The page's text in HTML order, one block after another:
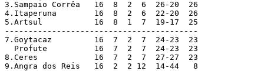
3.Sampaio Corrêa   16  8  2  6  26-20  26
4.Itaperuna        16  8  2  6  22-20  26
5.Artsul           16  8  1  7  19-17  25
-----------------------------------------
7.Goytacaz         16  7  2  7  24-23  23
  Profute          16  7  2  7  24-23  23
8.Ceres            16  7  2  7  27-27  23
9.Angra dos Reis   16  2  2 12  14-44   8